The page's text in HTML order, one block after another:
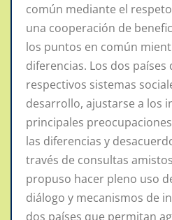
común mediante el
una cooperación de
los puntos en común
diferencias. Los dos
respectivos sistemas
desarrollo, ajustarse a los
principales
las diferencias y
través de consultas
propuso hacer pleno uso
diálogo y mecanismos de
dos países que permitan